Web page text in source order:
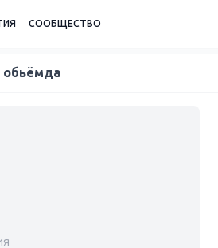
СООБЩЕСТВО
обьёмда